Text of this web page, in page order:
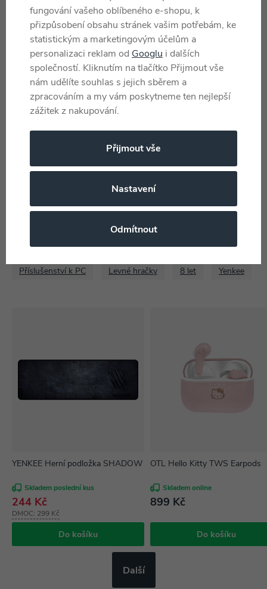
Pohlaví Pro holky i kluky
Barva Černá
Jazyk
Materiál Polyester, Pryž
Typ balení Krabice
Najdete v těchto kategoriích
Příslušenství k PC Levné hračky 8 let Yenkee
YENKEE Herní podložka SHADOW XL YPM 3007
Skladem poslední kus
DMOC: 299 Kč
244 Kč
Do košíku
OTL Hello Kitty TWS Earpods
Skladem online
899 Kč
Do košíku
Další
fungování vašeho oblíbeného e-shopu, k
přizpůsobení obsahu stránek vašim potřebám, ke
statistickým a marketingovým účelům a
personalizaci reklam od Googlu i dalších
společností. Kliknutím na tlačítko Přijmout vše
nám udělíte souhlas s jejich sběrem a
zpracováním a my vám poskytneme ten nejlepší
zážitek z nakupování.
Přijmout vše
Nastavení
Odmítnout